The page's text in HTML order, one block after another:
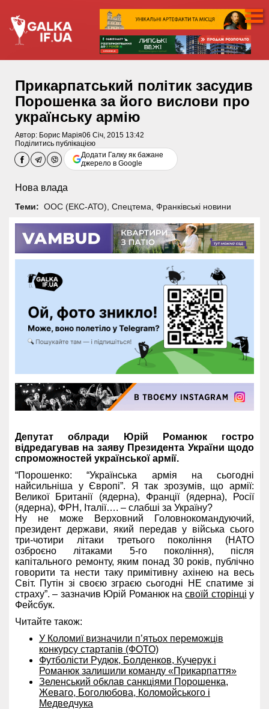
Прикарпатський політик засудив
Порошенка за його вислови про
українську армію
Автор: Борис Марія06 Січ, 2015 13:42
Поділитись публікацією
Додати Галку як бажане
джерело в Google
Нова влада
Теми: ООС (ЕКС-АТО) Спецтема Франківські новини
Депутат облради Юрій Романюк гостро
відредагував на заяву Президента України щодо
спроможностей української армії.
“Порошенко: “Українська армія на сьогодні
найсильніша у Європі”. Я так зрозумів, що армії:
Великої Британії (ядерна), Франції (ядерна), Росії
(ядерна), ФРН, Італії…. – слабші за Україну?
Ну не може Верховний Головнокомандуючий,
президент держави, який передав у війська сього
три-чотири літаки третього покоління (НАТО
озброєно літаками 5-го покоління), після
капітального ремонту, яким понад 30 років, публічно
говорити та нести таку примітивну ахінею на весь
Світ. Путін зі своєюзграєю сьогодні НЕ спатиме зі
страху”. – зазначив Юрій Романюк насвоїй сторінці у
Фейсбук.
Читайте також:
У Коломиї визначили п’ятьох переможців
конкурсу стартапів (ФОТО)
Футболісти Рудюк, Болденков, Кучерук і
Романюк залишили команду «Прикарпаття»
Зеленський обклав санкціями Порошенка,
Жеваго, Боголюбова, Коломойського і
Медведчука